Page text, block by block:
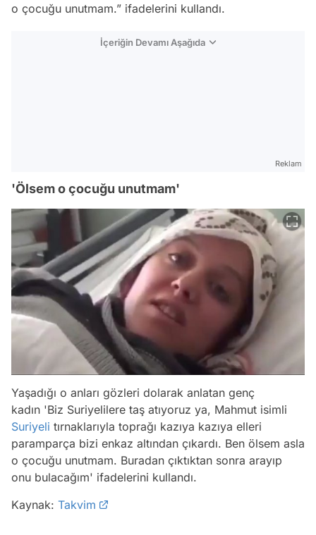
o çocuğu unutmam.” ifadelerini kullandı.
İçeriğin Devamı Aşağıda
Reklam
'Ölsem o çocuğu unutmam'
Yaşadığı o anları gözleri dolarak anlatan genç
kadın 'Biz Suriyelilere taş atıyoruz ya, Mahmut isimli
Suriyeli tırnaklarıyla toprağı kazıya kazıya elleri
paramparça bizi enkaz altından çıkardı. Ben ölsem asla
o çocuğu unutmam. Buradan çıktıktan sonra arayıp
onu bulacağım' ifadelerini kullandı.
Kaynak: Takvim